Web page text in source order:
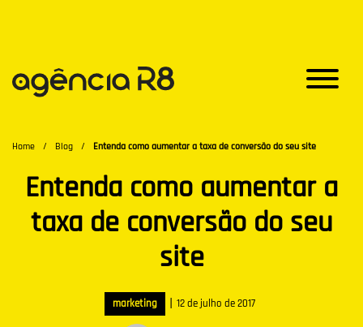
Home / Blog / Entenda como aumentar a taxa de conversão do seu site
Entenda como aumentar a
taxa de conversão do seu
site
marketing | 12 de julho de 2017